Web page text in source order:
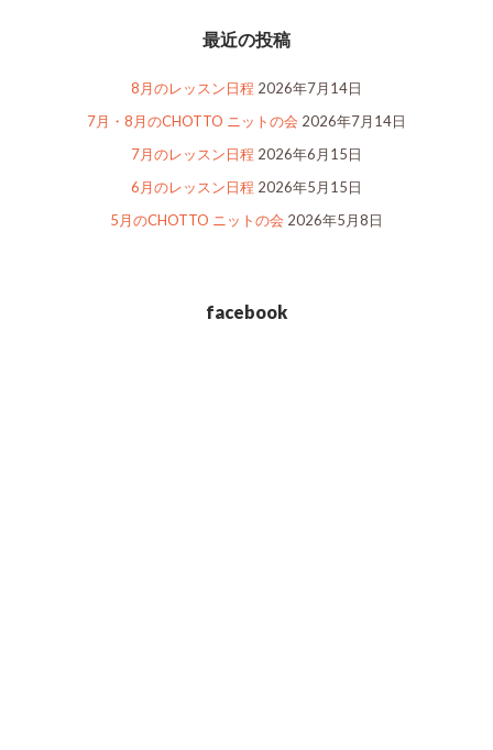
最近の投稿
8月のレッスン日程 2026年7月14日
7月・8月のCHOTTO ニットの会 2026年7月14日
7月のレッスン日程 2026年6月15日
6月のレッスン日程 2026年5月15日
5月のCHOTTO ニットの会 2026年5月8日
facebook